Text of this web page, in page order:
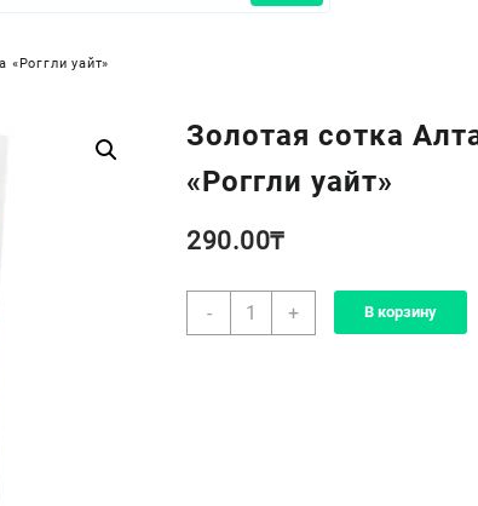
«Роггли уайт»
Золотая сотка
«Роггли уайт»
290.00₸
-
Количество
+ В корзину